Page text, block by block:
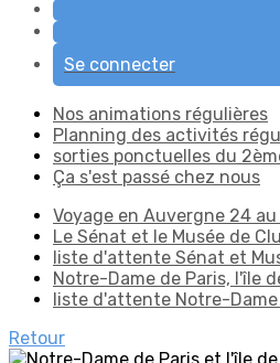
Se connecter
Nos animations régulières
Planning des activités
sorties ponctuelles du
Ça s'est passé chez nous
Voyage en Auvergne 24
Le Sénat et le Musée de
liste d'attente Sénat et
Notre-Dame de Paris, l'île
liste d'attente Notre-
Retour